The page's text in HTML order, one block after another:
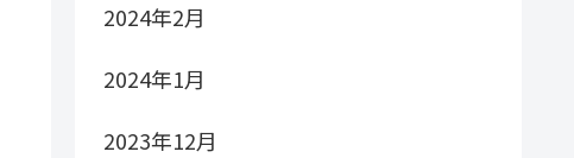
2024年2月
2024年1月
2023年12月